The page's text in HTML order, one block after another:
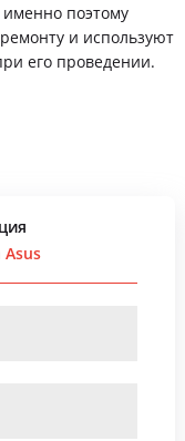
поэтому
и используют
его проведении.
Asus